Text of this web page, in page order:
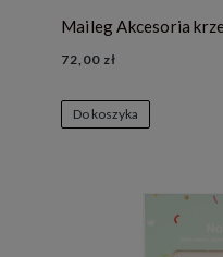
72,00 zł
Do koszyka